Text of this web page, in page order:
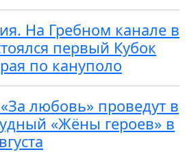
На Гребном канале в
первый Кубок
по кануполо
любовь» проведут в
«Жёны героев» в